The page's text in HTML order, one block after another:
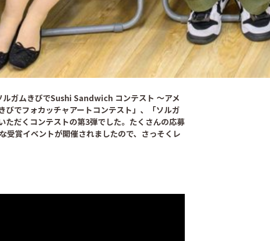
ガムきびでSushi Sandwich コンテスト ～アメ
でフォカッチャアートコンテスト」、「ソルガ
だくコンテストの第3弾でした。たくさんの応募
受賞イベントが開催されましたので、さっそくレ